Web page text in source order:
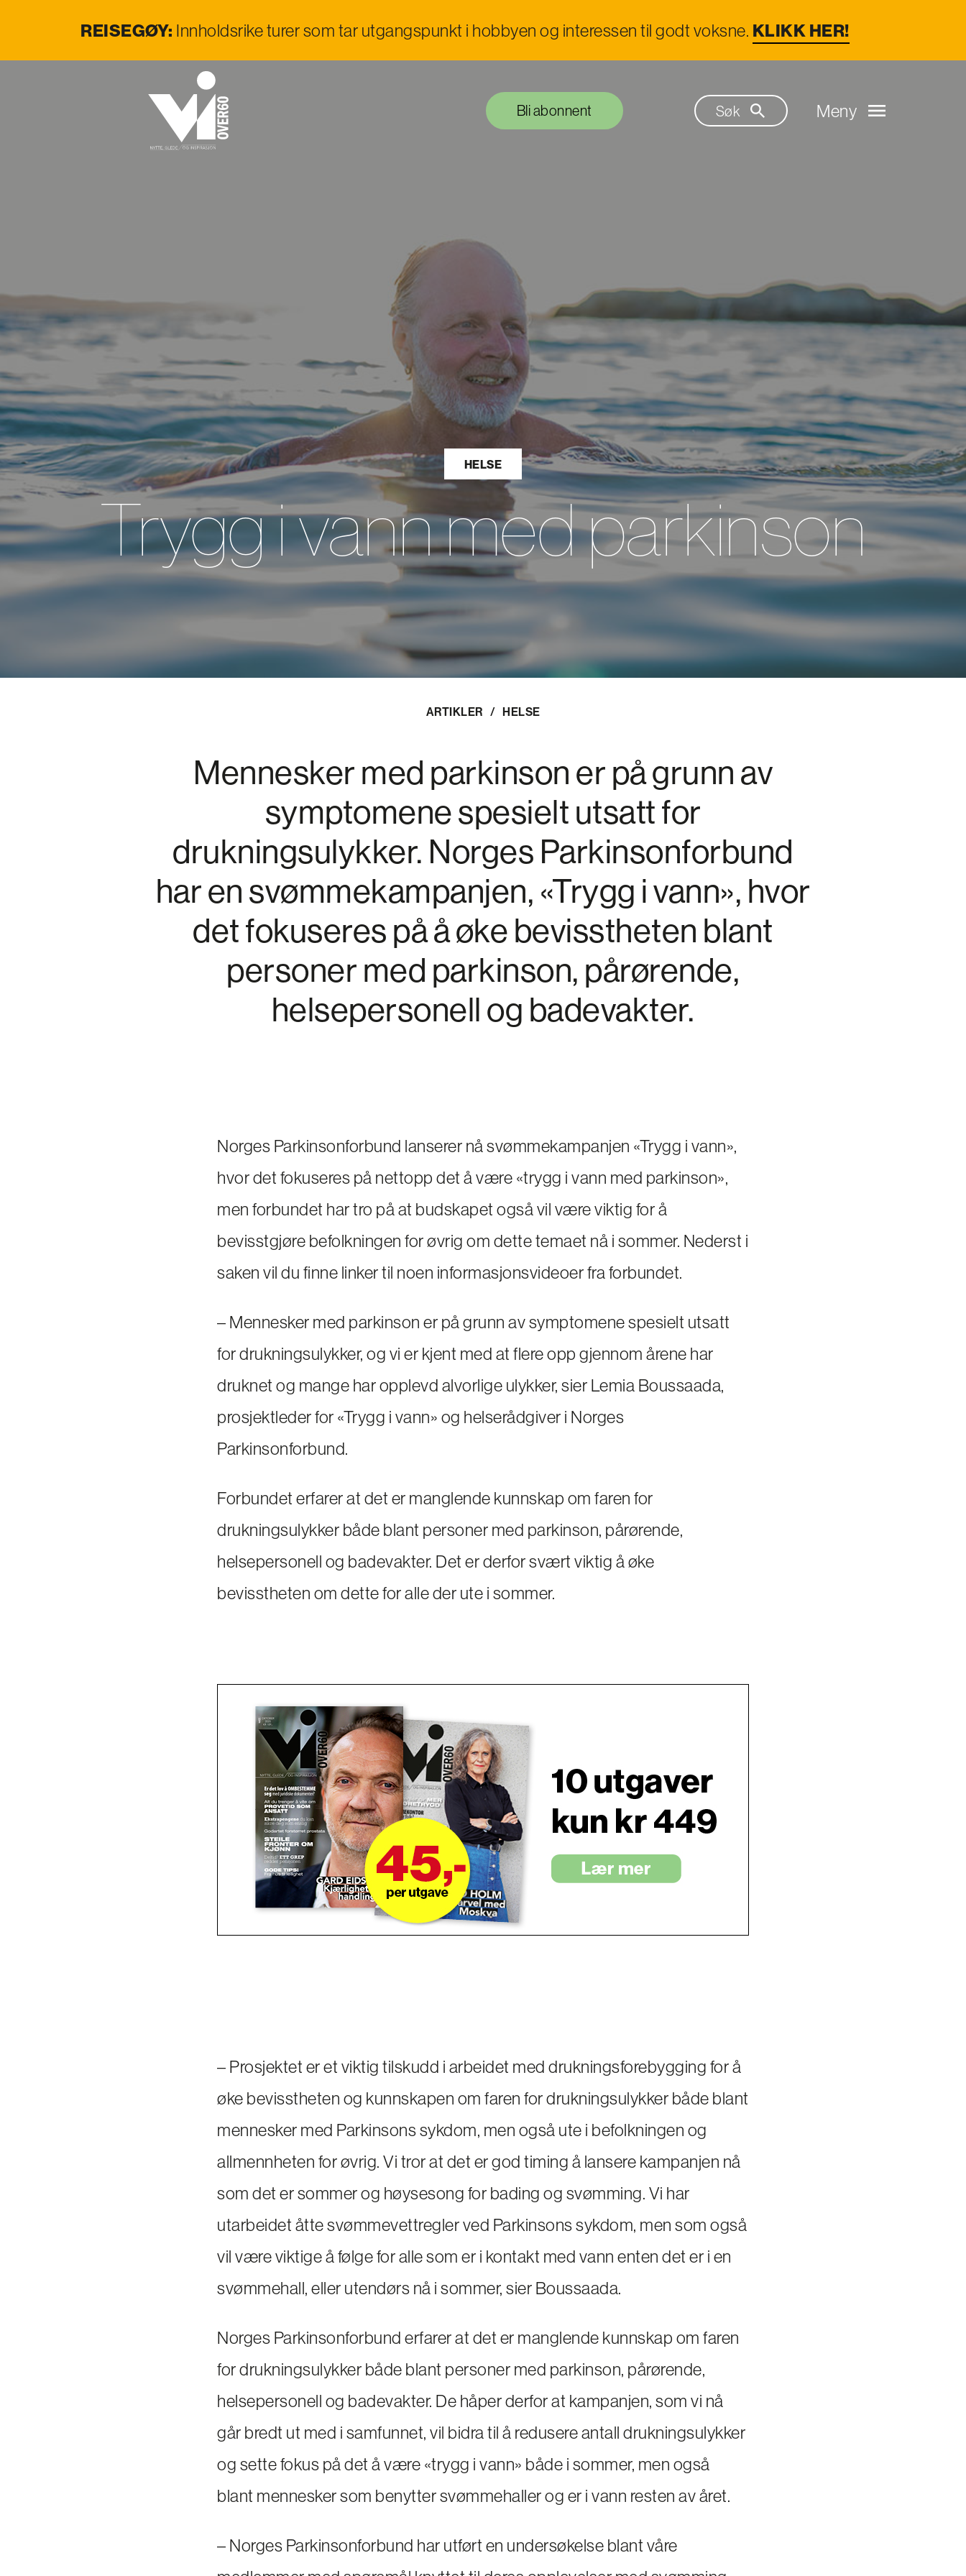
REISEGØY: Innholdsrike turer som tar utgangspunkt i hobbyen og interessen til godt voksne. KLIKK HER!
Bli abonnent Søk Meny
HELSE
Trygg i vann med parkinson
ARTIKLER / HELSE
Mennesker med parkinson er på grunn av
symptomene spesielt utsatt for
drukningsulykker. Norges Parkinsonforbund
har en svømmekampanjen, «Trygg i vann», hvor
det fokuseres på å øke bevisstheten blant
personer med parkinson, pårørende,
helsepersonell og badevakter.
Norges Parkinsonforbund lanserer nå svømmekampanjen «Trygg i vann»,
hvor det fokuseres på nettopp det å være «trygg i vann med parkinson»,
men forbundet har tro på at budskapet også vil være viktig for å
bevisstgjøre befolkningen for øvrig om dette temaet nå i sommer. Nederst i
saken vil du finne linker til noen informasjonsvideoer fra forbundet.
– Mennesker med parkinson er på grunn av symptomene spesielt utsatt
for drukningsulykker, og vi er kjent med at flere opp gjennom årene har
druknet og mange har opplevd alvorlige ulykker, sier Lemia Boussaada,
prosjektleder for «Trygg i vann» og helserådgiver i Norges
Parkinsonforbund.
Forbundet erfarer at det er manglende kunnskap om faren for
drukningsulykker både blant personer med parkinson, pårørende,
helsepersonell og badevakter. Det er derfor svært viktig å øke
bevisstheten om dette for alle der ute i sommer.
– Prosjektet er et viktig tilskudd i arbeidet med drukningsforebygging for å
øke bevisstheten og kunnskapen om faren for drukningsulykker både blant
mennesker med Parkinsons sykdom, men også ute i befolkningen og
allmennheten for øvrig. Vi tror at det er god timing å lansere kampanjen nå
som det er sommer og høysesong for bading og svømming. Vi har
utarbeidet åtte svømmevettregler ved Parkinsons sykdom, men som også
vil være viktige å følge for alle som er i kontakt med vann enten det er i en
svømmehall, eller utendørs nå i sommer, sier Boussaada.
Norges Parkinsonforbund erfarer at det er manglende kunnskap om faren
for drukningsulykker både blant personer med parkinson, pårørende,
helsepersonell og badevakter. De håper derfor at kampanjen, som vi nå
går bredt ut med i samfunnet, vil bidra til å redusere antall drukningsulykker
og sette fokus på det å være «trygg i vann» både i sommer, men også
blant mennesker som benytter svømmehaller og er i vann resten av året.
– Norges Parkinsonforbund har utført en undersøkelse blant våre